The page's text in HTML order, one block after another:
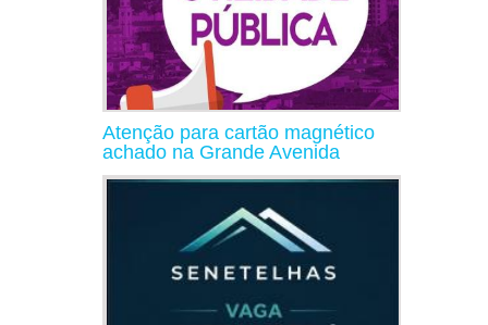
Atenção para cartão magnético
achado na Grande Avenida